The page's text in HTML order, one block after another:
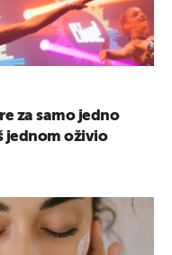
za samo jedno
jednom oživio